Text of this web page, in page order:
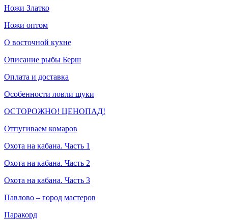
Ножи Златко
Ножи оптом
О восточной кухне
Описание рыбы Берш
Оплата и доставка
Особенности ловли щуки
ОСТОРОЖНО! ЦЕНОПАД!
Отпугиваем комаров
Охота на кабана. Часть 1
Охота на кабана. Часть 2
Охота на кабана. Часть 3
Павлово – город мастеров
Паракорд